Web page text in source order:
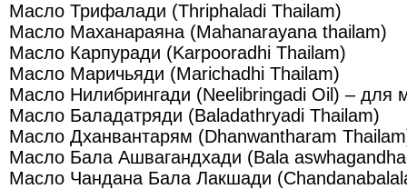
Масло Трифалади (Thriphaladi Thailam)
Масло Маханараяна (Mahanarayana thailam)
Масло Карпуради (Karpooradhi Thailam)
Масло Маричьяди (Marichadhi Thailam)
Масло Нилибрингади (Neelibringadi Oil) – для
Масло Баладатряди (Baladathryadi Thailam)
Масло Дханвантарям (Dhanwantharam
Масло Бала Ашвагандхади (Bala
Масло Чандана Бала Лакшади